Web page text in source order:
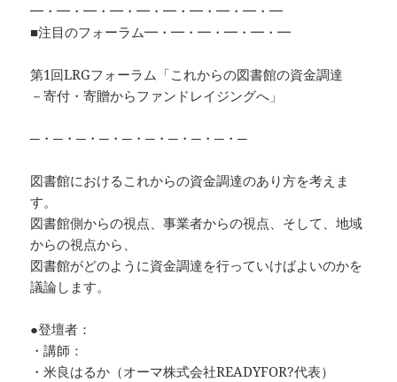
━・━・━・━・━・━・━・━・━・━
■注目のフォーラム━・━・━・━・━・━
第1回LRGフォーラム「これからの図書館の資金調達
－寄付・寄贈からファンドレイジングへ」
─・─・─・─・─・─・─・─・─・─
図書館におけるこれからの資金調達のあり方を考えま
す。
図書館側からの視点、事業者からの視点、そして、地域
からの視点から、
図書館がどのように資金調達を行っていけばよいのかを
議論します。
●登壇者：
・講師：
・米良はるか（オーマ株式会社READYFOR?代表）